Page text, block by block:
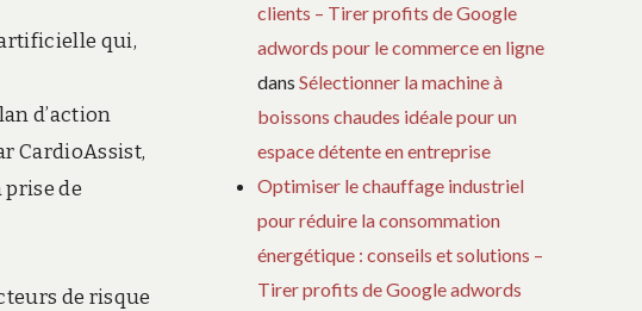
qui,
d’action
CardioAssist,
de
de risque
clients – Tirer profits de Google
adwords pour le commerce en ligne
dansSélectionner la machine à
boissons chaudes idéale pour un
espace détente en entreprise
Optimiser le chauffage industriel
pour réduire la consommation
énergétique : conseils et solutions –
Tirer profits de Google adwords